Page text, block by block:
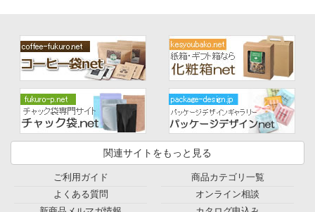
関連サイトをもっと見る
ご利用ガイド
よくある質問
商品カテゴリ一覧
オンライン相談